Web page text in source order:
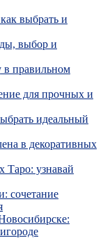
выбрать и
выбор и
в правильном
для прочных и
идеальный
в декоративных
Таро: узнавай
сочетание